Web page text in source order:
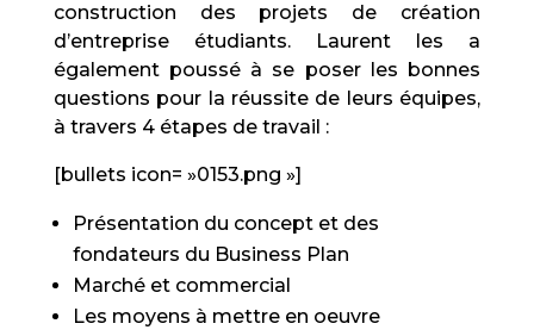
construction des projets de création
d’entreprise étudiants. Laurent les a
également poussé à se poser les bonnes
questions pour la réussite de leurs équipes,
à travers 4 étapes de travail :
[bullets icon= »0153.png »]
Présentation du concept et des
fondateurs du Business Plan
Marché et commercial
Les moyens à mettre en oeuvre